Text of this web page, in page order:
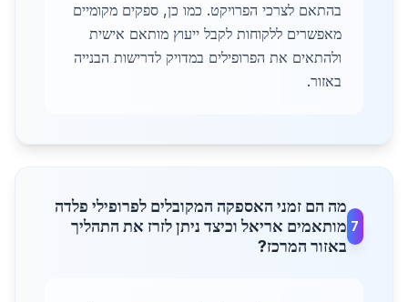
בהתאם לצרכי הפרויקט. כמו כן, ספקים מקומיים
מאפשרים ללקוחות לקבל ייעוץ מותאם אישית
ולהתאים את הפרופילים במדויק לדרישות הבנייה
באזור.
7
מה הם זמני האספקה המקובלים לפרופילי פלדה
מותאמים אריאל וכיצד ניתן לזרז את התהליך
באזור המרכז?